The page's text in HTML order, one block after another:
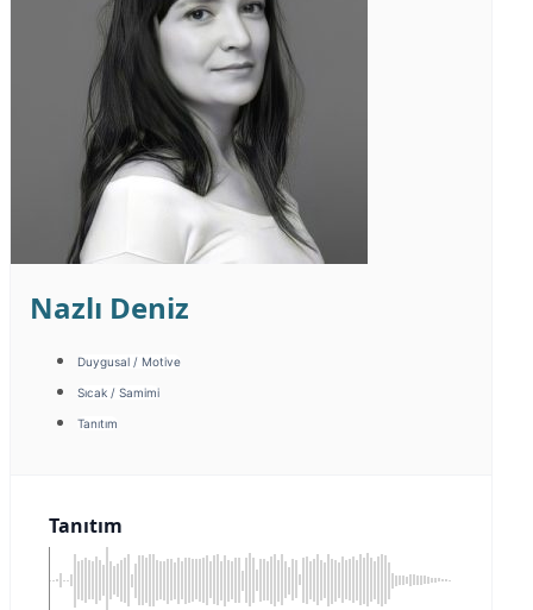
Nazlı Deniz
Duygusal / Motive
Sıcak / Samimi
Tanıtım
Tanıtım